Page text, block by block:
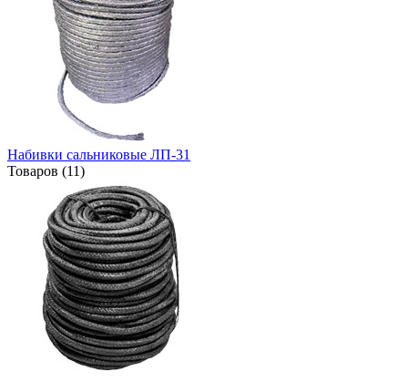
Набивки сальниковые ЛП-31
Товаров (11)